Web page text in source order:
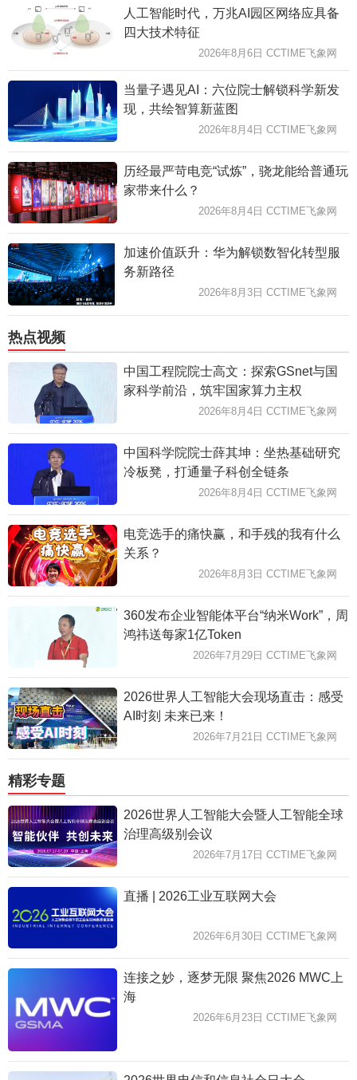
人工智能时代，万兆AI园区网络应具备
四大技术特征
2026年8月6日 CCTIME飞象网
当量子遇见AI：六位院士解锁科学新发
现，共绘智算新蓝图
2026年8月4日 CCTIME飞象网
历经最严苛电竞“试炼”，骁龙能给普通玩
家带来什么？
2026年8月4日 CCTIME飞象网
加速价值跃升：华为解锁数智化转型服
务新路径
2026年8月3日 CCTIME飞象网
热点视频
中国工程院院士高文：探索GSnet与国
家科学前沿，筑牢国家算力主权
2026年8月4日 CCTIME飞象网
中国科学院院士薛其坤：坐热基础研究
冷板凳，打通量子科创全链条
2026年8月4日 CCTIME飞象网
电竞选手的痛快赢，和手残的我有什么
关系？
2026年8月3日 CCTIME飞象网
360发布企业智能体平台“纳米Work”，周
鸿祎送每家1亿Token
2026年7月29日 CCTIME飞象网
2026世界人工智能大会现场直击：感受
AI时刻 未来已来！
2026年7月21日 CCTIME飞象网
精彩专题
2026世界人工智能大会暨人工智能全球
治理高级别会议
2026年7月17日 CCTIME飞象网
直播 | 2026工业互联网大会
2026年6月30日 CCTIME飞象网
连接之妙，逐梦无限 聚焦2026 MWC上
海
2026年6月23日 CCTIME飞象网